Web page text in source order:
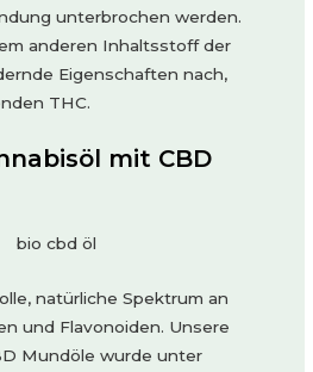
unterbrochen werden.
anderen Inhaltsstoff der
Eigenschaften nach,
THC.
mit CBD
natürliche Spektrum an
und Flavonoiden. Unsere
Mundöle wurde unter